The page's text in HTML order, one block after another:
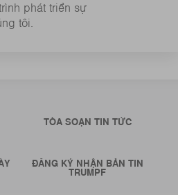
phát triển sự
tôi.
TÒA SOẠN TIN TỨC
ĐĂNG KÝ NHẬN BẢN TIN
TRUMPF